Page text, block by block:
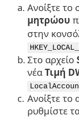
a. Ανοίξτε το
μητρώου
στην
b. Στο αρχείο
νέα Τιμή
c. Ανοίξτε το
ρυθμίστε